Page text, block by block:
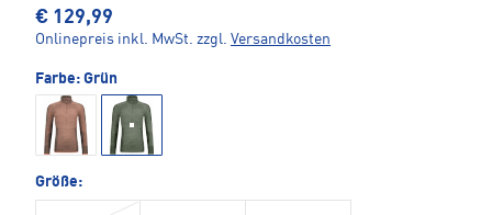
€ 129,99
Onlinepreis inkl. MwSt. zzgl. Versandkosten
Farbe: Grün
Größe: